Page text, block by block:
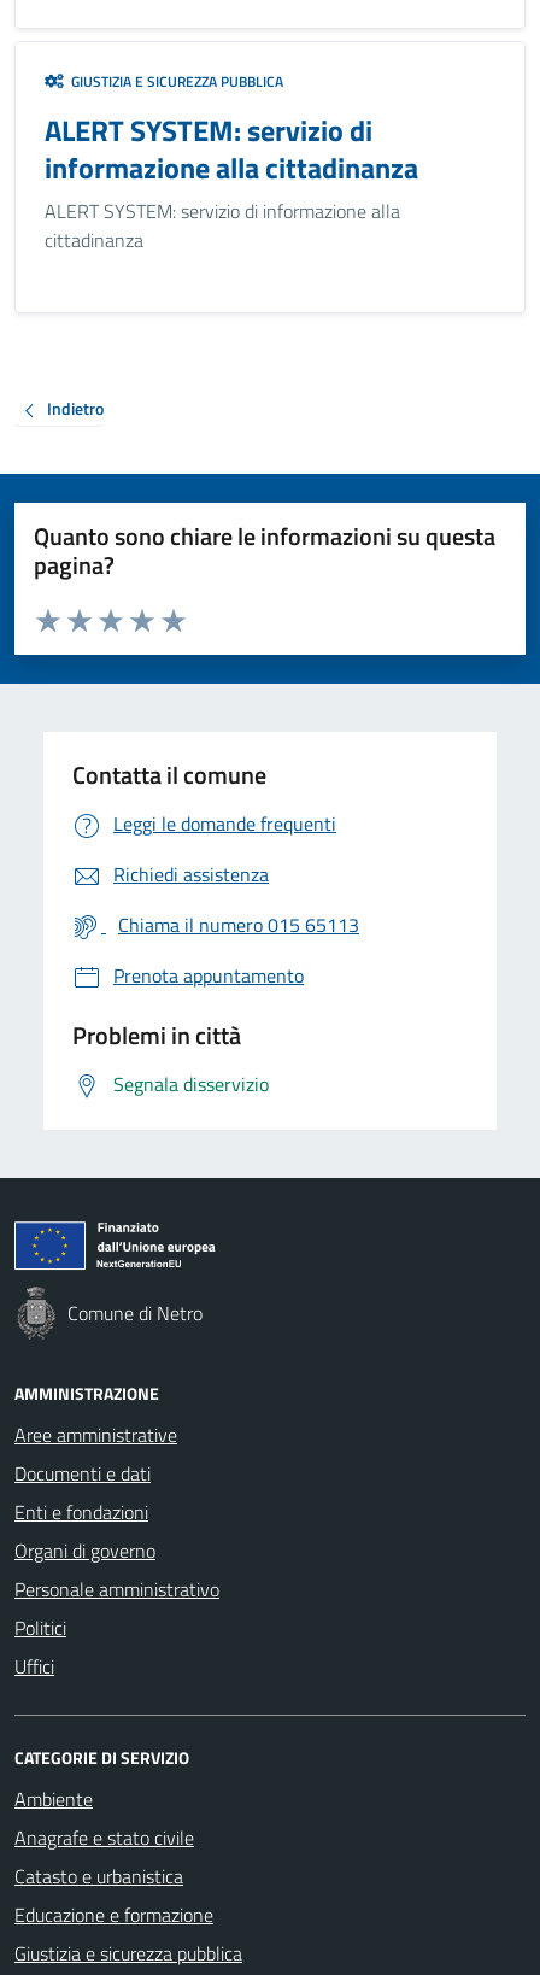
GIUSTIZIA E SICUREZZA PUBBLICA
ALERT SYSTEM: servizio di
informazione alla cittadinanza
ALERT SYSTEM: servizio di informazione alla
cittadinanza
Indietro
Quanto sono chiare le informazioni su questa
pagina?
Valuta da 1 a 5 stelle la pagina
Valuta 5 stelle su 5
Valuta 4 stelle su 5
Valuta 3 stelle su 5
Valuta 2 stelle su 5
Valuta 1 stelle su 5
Contatta il comune
Leggi le domande frequenti
Richiedi assistenza
Chiama il numero 015 65113
Prenota appuntamento
Problemi in città
Segnala disservizio
Comune di Netro
AMMINISTRAZIONE
Aree amministrative
Documenti e dati
Enti e fondazioni
Organi di governo
Personale amministrativo
Politici
Uffici
CATEGORIE DI SERVIZIO
Ambiente
Anagrafe e stato civile
Catasto e urbanistica
Educazione e formazione
Giustizia e sicurezza pubblica